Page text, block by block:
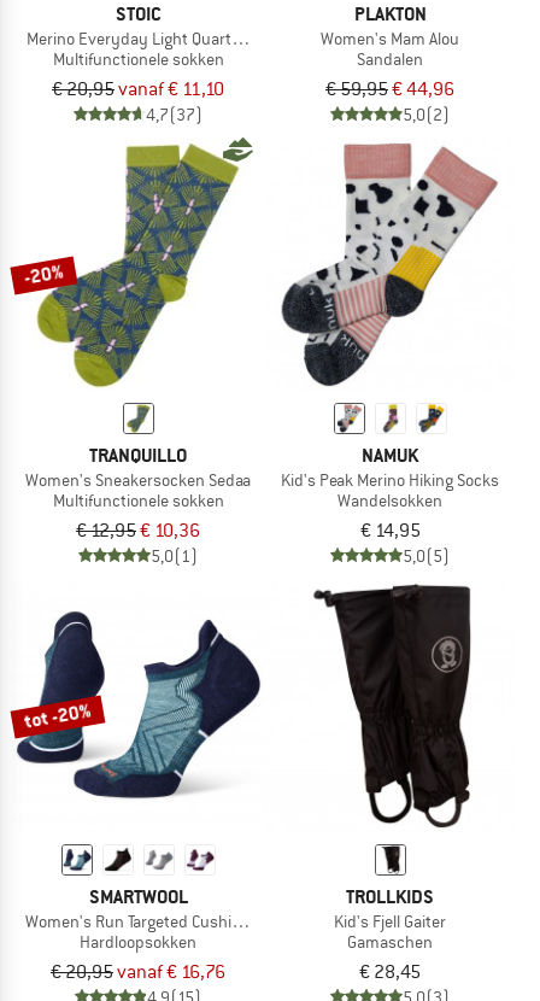
STOIC
Merino Everyday Light Quarter Socks
Multifunctionele sokken
€ 20,95vanaf € 11,10
4,7(37)
PLAKTON
Women's Mam Alou
Sandalen
€ 59,95€ 44,96
5,0(2)
-20%
TRANQUILLO
Women's Sneakersocken Sedaa
Multifunctionele sokken
€ 12,95€ 10,36
5,0(1)
NAMUK
Kid's Peak Merino Hiking Socks
Wandelsokken
€ 14,95
5,0(5)
tot -20%
SMARTWOOL
Women's Run Targeted Cushion Low Ankle
Hardloopsokken
€ 20,95vanaf € 16,76
TROLLKIDS
Kid's Fjell Gaiter
Gamaschen
€ 28,45